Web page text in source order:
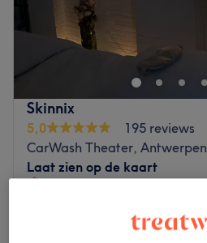
Skinnix
5,0
195 reviews
CarWash Theater, Antwerpen
Laat zien op de kaart